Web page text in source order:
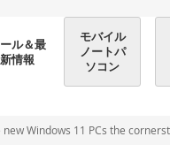
ル＆最
新情報
モバイル
ノートパ
ソコン
Windows 11 PCs the